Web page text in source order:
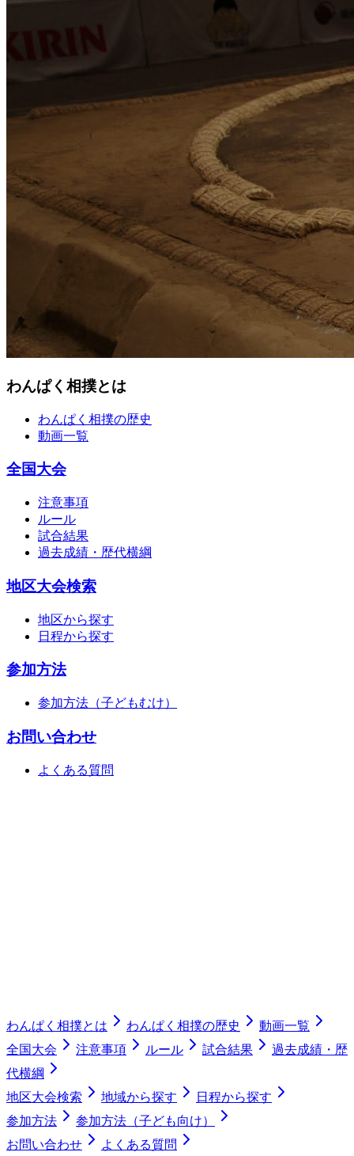
わんぱく相撲とは
わんぱく相撲の歴史
動画一覧
全国大会
注意事項
ルール
試合結果
過去成績・歴代横綱
地区大会検索
地区から探す
日程から探す
参加方法
参加方法（子どもむけ）
お問い合わせ
よくある質問
わんぱく相撲とは わんぱく相撲の歴史
動画一覧
全国大会
注意事項 ルール 試合結果
過去成績・歴
代横綱
地区大会検索
地域から探す
日程から探す
参加方法
参加方法（子ども向け）
お問い合わせ
よくある質問